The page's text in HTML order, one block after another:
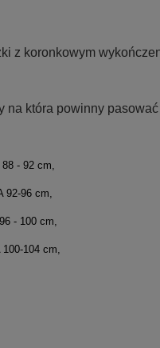
z koronkowym
na która powinny
- 92 cm,
92-96 cm,
- 100 cm,
104 cm,